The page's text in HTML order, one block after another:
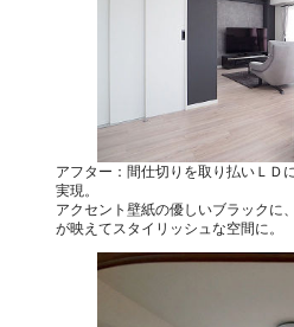
アフター：間仕切りを取り払いＬＤ
実現。
アクセント壁紙の優しいブラックに
が映えてスタイリッシュな空間に。